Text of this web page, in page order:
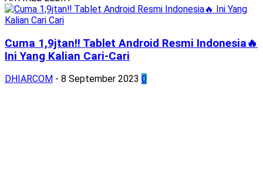
Cuma 1,9jtan‼️ Tablet Android Resmi Indonesia🔥
Ini Yang Kalian Cari-Cari
DHIARCOM - 8 September 2023 0